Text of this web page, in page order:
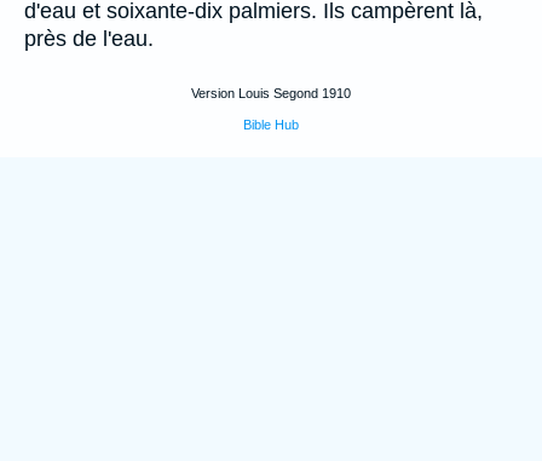
d'eau et soixante-dix palmiers. Ils campèrent là,
près de l'eau.
Version Louis Segond 1910
Bible Hub